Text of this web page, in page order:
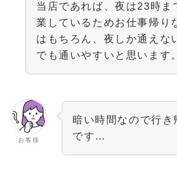
当店であれば、夜は23時ま
業しているためお仕事帰り
はもちろん、夜しか通えな
でも通いやすいと思います。
お客様
暗い時間なので行き
です…